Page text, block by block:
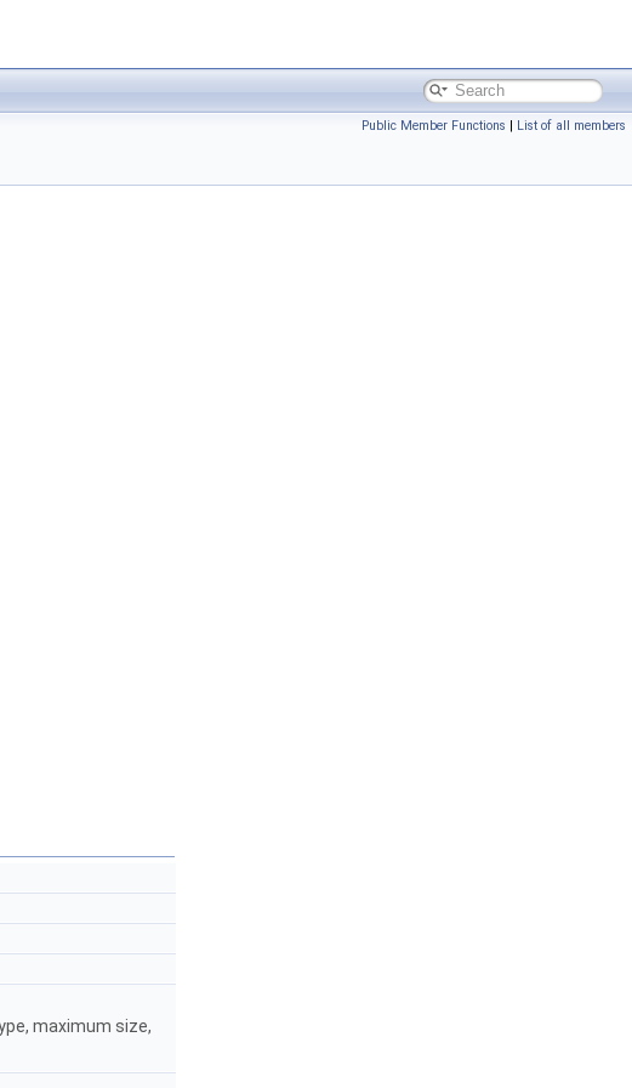
Public Member Functions | List of all members
maximum size,